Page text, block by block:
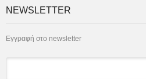
NEWSLETTER
Εγγραφή στο newsletter